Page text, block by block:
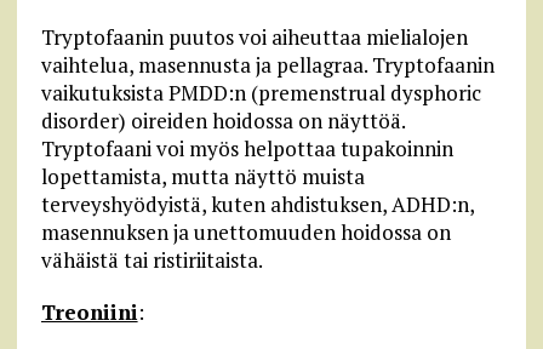
Tryptofaanin puutos voi aiheuttaa mielialojen
vaihtelua, masennusta ja pellagraa. Tryptofaanin
vaikutuksista PMDD:n (premenstrual dysphoric
disorder) oireiden hoidossa on näyttöä.
Tryptofaani voi myös helpottaa tupakoinnin
lopettamista, mutta näyttö muista
terveyshyödyistä, kuten ahdistuksen, ADHD:n,
masennuksen ja unettomuuden hoidossa on
vähäistä tai ristiriitaista.
Treoniini: